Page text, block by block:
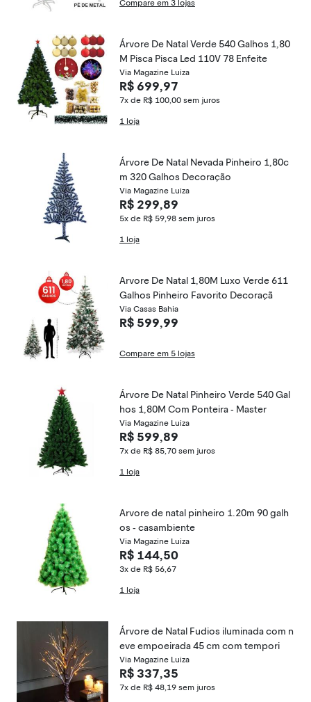
Compare em 3 lojas
Árvore De Natal Verde 540 Galhos 1,80
M Pisca Pisca Led 110V 78 Enfeite
Via Magazine Luiza
R$ 699,97
7x de R$ 100,00 sem juros
1 loja
Árvore De Natal Nevada Pinheiro 1,80c
m 320 Galhos Decoração
Via Magazine Luiza
R$ 299,89
5x de R$ 59,98 sem juros
1 loja
Arvore De Natal 1,80M Luxo Verde 611
Galhos Pinheiro Favorito Decoraçã
Via Casas Bahia
R$ 599,99
Compare em 5 lojas
Árvore De Natal Pinheiro Verde 540 Gal
hos 1,80M Com Ponteira - Master
Via Magazine Luiza
R$ 599,89
7x de R$ 85,70 sem juros
1 loja
Arvore de natal pinheiro 1.20m 90 galh
os - casambiente
Via Magazine Luiza
R$ 144,50
3x de R$ 56,67
1 loja
Árvore de Natal Fudios iluminada com n
eve empoeirada 45 cm com tempori
Via Magazine Luiza
R$ 337,35
7x de R$ 48,19 sem juros